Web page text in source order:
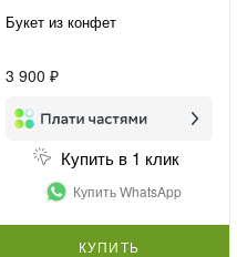
Букет из конфет
3 900 ₽
Купить в 1 клик
Купить WhatsApp
КУПИТЬ